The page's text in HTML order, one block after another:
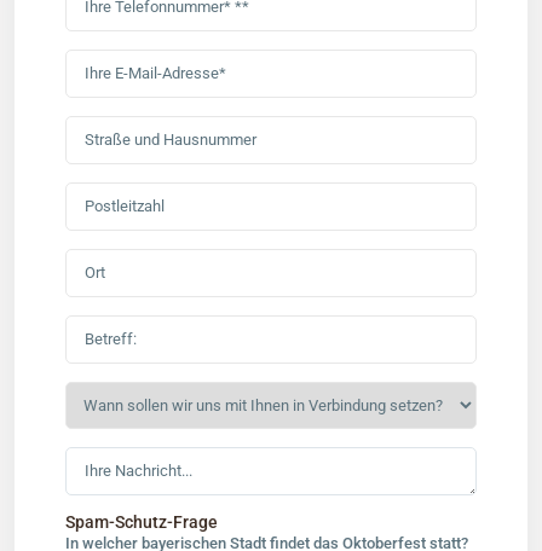
Spam-Schutz-Frage
In welcher bayerischen Stadt findet das Oktoberfest statt?